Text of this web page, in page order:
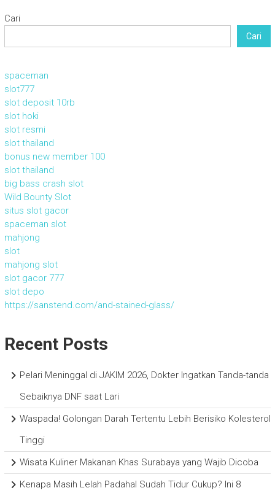
Cari
Cari
spaceman
slot777
slot deposit 10rb
slot hoki
slot resmi
slot thailand
bonus new member 100
slot thailand
big bass crash slot
Wild Bounty Slot
situs slot gacor
spaceman slot
mahjong
slot
mahjong slot
slot gacor 777
slot depo
https://sanstend.com/and-stained-glass/
Recent Posts
Pelari Meninggal di JAKIM 2026, Dokter Ingatkan Tanda-tanda
Sebaiknya DNF saat Lari
Waspada! Golongan Darah Tertentu Lebih Berisiko Kolesterol
Tinggi
Wisata Kuliner Makanan Khas Surabaya yang Wajib Dicoba
Kenapa Masih Lelah Padahal Sudah Tidur Cukup? Ini 8